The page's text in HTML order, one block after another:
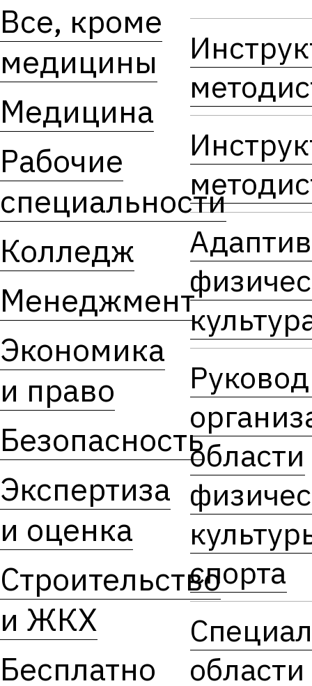
Все, кроме
медицины
Медицина
Рабочие
специальности
Колледж
Менеджмент
Экономика
и право
Безопасность
Экспертиза
и оценка
Строительство
и ЖКХ
Бесплатно
области
спорта